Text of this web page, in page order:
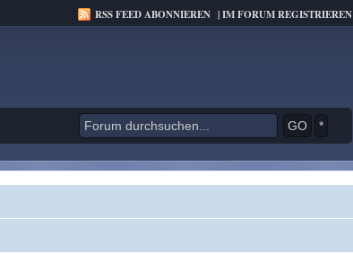
RSS FEED ABONNIEREN |IM FORUM REGISTRIEREN
*